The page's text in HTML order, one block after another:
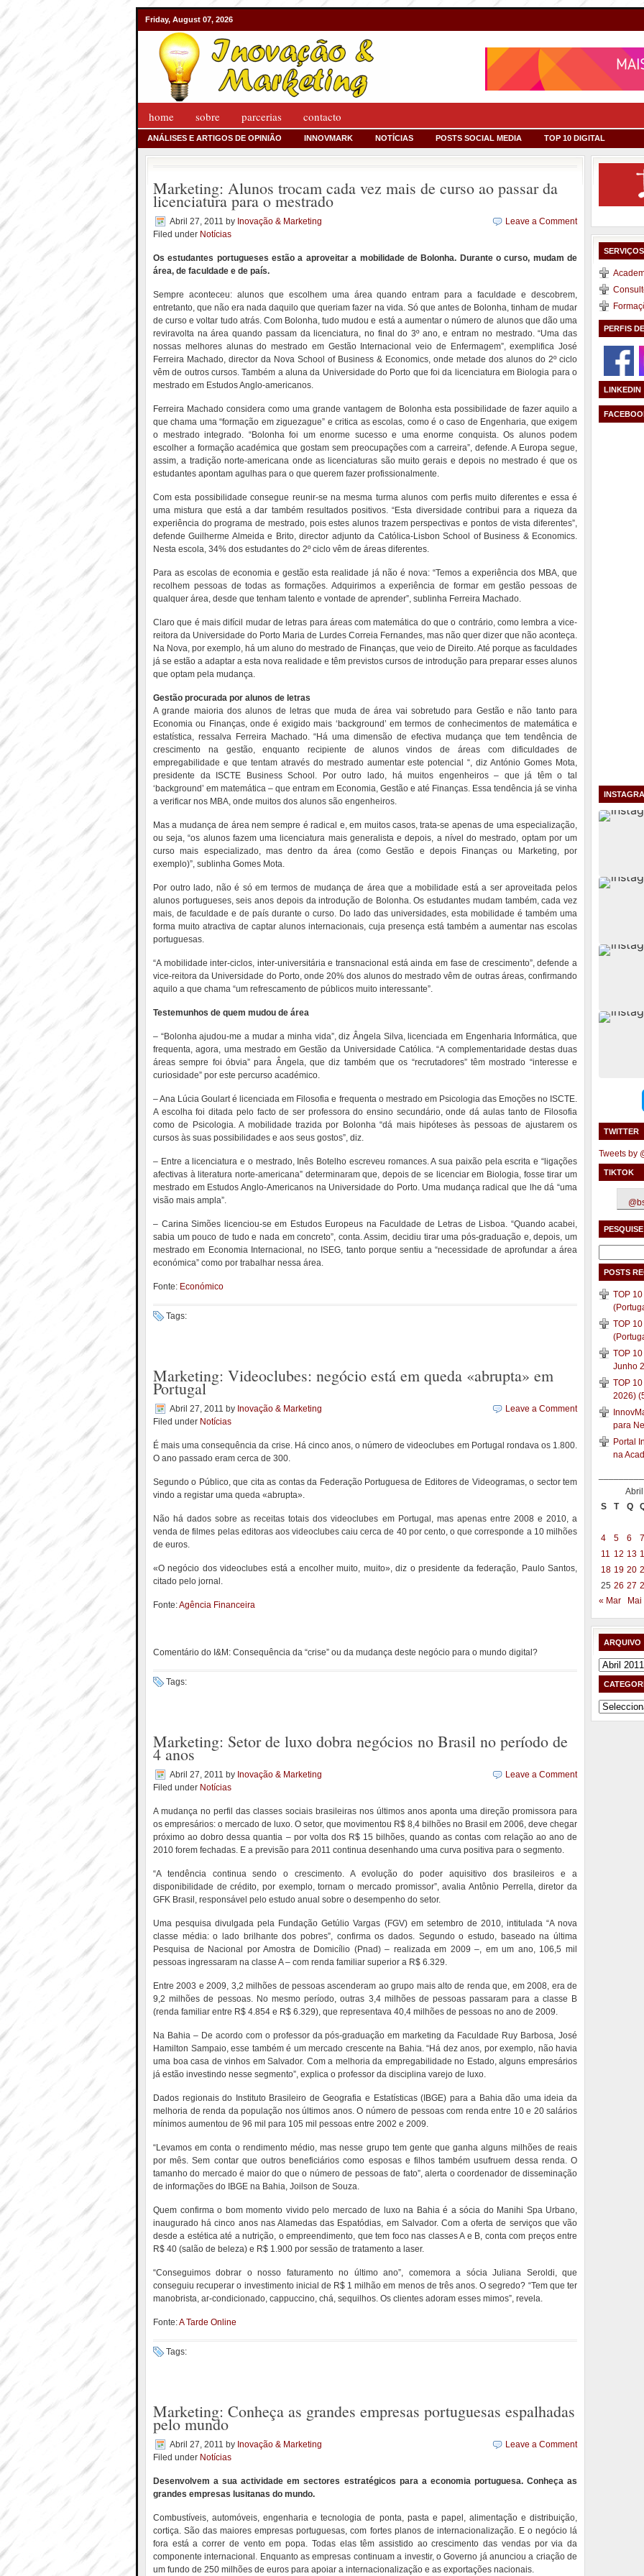
Friday, August 07, 2026
home sobre parcerias contacto
ANÁLISES E ARTIGOS DE OPINIÃO INNOVMARK NOTÍCIAS POSTS SOCIAL MEDIA TOP 10 DIGITAL
Marketing: Alunos trocam cada vez mais de curso ao passar da
licenciatura para o mestrado
Abril 27, 2011 by Inovação & Marketing
Filed under Notícias
Leave a Comment
Os estudantes portugueses estão a aproveitar a mobilidade de Bolonha. Durante o curso, mudam de
área, de faculdade e de país.
Sempre aconteceu: alunos que escolhem uma área quando entram para a faculdade e descobrem,
entretanto, que não era nada daquilo que queriam fazer na vida. Só que antes de Bolonha, tinham de mudar
de curso e voltar tudo atrás. Com Bolonha, tudo mudou e está a aumentar o número de alunos que dão uma
reviravolta na área quando passam da licenciatura, no final do 3º ano, e entram no mestrado. “Uma das
nossas melhores alunas do mestrado em Gestão Internacional veio de Enfermagem”, exemplifica José
Ferreira Machado, director da Nova School of Business & Economics, onde metade dos alunos do 2º ciclo
vêm de outros cursos. Também a aluna da Universidade do Porto que foi da licenciatura em Biologia para o
mestrado em Estudos Anglo-americanos.
Ferreira Machado considera como uma grande vantagem de Bolonha esta possibilidade de fazer aquilo a
que chama uma “formação em ziguezague” e critica as escolas, como é o caso de Engenharia, que exigem
o mestrado integrado. “Bolonha foi um enorme sucesso e uma enorme conquista. Os alunos podem
escolher a formação académica que gostam sem preocupações com a carreira”, defende. A Europa segue,
assim, a tradição norte-americana onde as licenciaturas são muito gerais e depois no mestrado é que os
estudantes apontam agulhas para o que querem fazer profissionalmente.
Com esta possibilidade consegue reunir-se na mesma turma alunos com perfis muito diferentes e essa é
uma mistura que está a dar também resultados positivos. “Esta diversidade contribui para a riqueza da
experiência do programa de mestrado, pois estes alunos trazem perspectivas e pontos de vista diferentes”,
defende Guilherme Almeida e Brito, director adjunto da Católica-Lisbon School of Business & Economics.
Nesta escola, 34% dos estudantes do 2º ciclo vêm de áreas diferentes.
Para as escolas de economia e gestão esta realidade já não é nova: “Temos a experiência dos MBA, que
recolhem pessoas de todas as formações. Adquirimos a experiência de formar em gestão pessoas de
qualquer área, desde que tenham talento e vontade de aprender”, sublinha Ferreira Machado.
Claro que é mais difícil mudar de letras para áreas com matemática do que o contrário, como lembra a vice-
reitora da Universidade do Porto Maria de Lurdes Correia Fernandes, mas não quer dizer que não aconteça.
Na Nova, por exemplo, há um aluno do mestrado de Finanças, que veio de Direito. Até porque as faculdades
já se estão a adaptar a esta nova realidade e têm previstos cursos de introdução para preparar esses alunos
que optam pela mudança.
Gestão procurada por alunos de letras
A grande maioria dos alunos de letras que muda de área vai sobretudo para Gestão e não tanto para
Economia ou Finanças, onde é exigido mais ‘background’ em termos de conhecimentos de matemática e
estatística, ressalva Ferreira Machado. “Há uma dimensão de efectiva mudança que tem tendência de
crescimento na gestão, enquanto recipiente de alunos vindos de áreas com dificuldades de
empregabilidade e que tentam através do mestrado aumentar este potencial “, diz António Gomes Mota,
presidente da ISCTE Business School. Por outro lado, há muitos engenheiros – que já têm o tal
‘background’ em matemática – que entram em Economia, Gestão e até Finanças. Essa tendência já se vinha
a verificar nos MBA, onde muitos dos alunos são engenheiros.
Mas a mudança de área nem sempre é radical e, em muitos casos, trata-se apenas de uma especialização,
ou seja, “os alunos fazem uma licenciatura mais generalista e depois, a nível do mestrado, optam por um
curso mais especializado, mas dentro da área (como Gestão e depois Finanças ou Marketing, por
exemplo)”, sublinha Gomes Mota.
Por outro lado, não é só em termos de mudança de área que a mobilidade está a ser aproveitada pelos
alunos portugueses, seis anos depois da introdução de Bolonha. Os estudantes mudam também, cada vez
mais, de faculdade e de país durante o curso. Do lado das universidades, esta mobilidade é também uma
forma muito atractiva de captar alunos internacionais, cuja presença está também a aumentar nas escolas
portuguesas.
“A mobilidade inter-ciclos, inter-universitária e transnacional está ainda em fase de crescimento”, defende a
vice-reitora da Universidade do Porto, onde 20% dos alunos do mestrado vêm de outras áreas, confirmando
aquilo a que chama “um refrescamento de públicos muito interessante”.
Testemunhos de quem mudou de área
– “Bolonha ajudou-me a mudar a minha vida”, diz Ângela Silva, licenciada em Engenharia Informática, que
frequenta, agora, uma mestrado em Gestão da Universidade Católica. “A complementaridade destas duas
áreas sempre foi óbvia” para Ângela, que diz também que os “recrutadores” têm mostrado “interesse e
curiosidade” por este percurso académico.
– Ana Lúcia Goulart é licenciada em Filosofia e frequenta o mestrado em Psicologia das Emoções no ISCTE.
A escolha foi ditada pelo facto de ser professora do ensino secundário, onde dá aulas tanto de Filosofia
como de Psicologia. A mobilidade trazida por Bolonha “dá mais hipóteses às pessoas de ajustarem os
cursos às suas possibilidades e aos seus gostos”, diz.
– Entre a licenciatura e o mestrado, Inês Botelho escreveu romances. A sua paixão pela escrita e “ligações
afectivas à literatura norte-americana” determinaram que, depois de se licenciar em Biologia, fosse tirar um
mestrado em Estudos Anglo-Americanos na Universidade do Porto. Uma mudança radical que lhe dá “uma
visão mais ampla”.
– Carina Simões licenciou-se em Estudos Europeus na Faculdade de Letras de Lisboa. “Quando acabei,
sabia um pouco de tudo e nada em concreto”, conta. Assim, decidiu tirar uma pós-graduação e, depois, um
mestrado em Economia Internacional, no ISEG, tanto porque sentiu a “necessidade de aprofundar a área
económica” como por trabalhar nessa área.
Fonte: Económico
Tags:
Marketing: Videoclubes: negócio está em queda «abrupta» em
Portugal
Abril 27, 2011 by Inovação & Marketing
Filed under Notícias
Leave a Comment
É mais uma consequência da crise. Há cinco anos, o número de videoclubes em Portugal rondava os 1.800.
O ano passado eram cerca de 300.
Segundo o Público, que cita as contas da Federação Portuguesa de Editores de Videogramas, o sector tem
vindo a registar uma queda «abrupta».
Não há dados sobre as receitas totais dos videoclubes em Portugal, mas apenas entre 2008 e 2010, a
venda de filmes pelas editoras aos videoclubes caiu cerca de 40 por cento, o que corresponde a 10 milhões
de euros.
«O negócio dos videoclubes está a encolher muito, muito», diz o presidente da federação, Paulo Santos,
citado pelo jornal.
Fonte:Agência Financeira
Comentário do I&M: Consequência da “crise” ou da mudança deste negócio para o mundo digital?
Tags:
Marketing: Setor de luxo dobra negócios no Brasil no período de
4 anos
Abril 27, 2011 by Inovação & Marketing
Filed under Notícias
Leave a Comment
A mudança no perfil das classes sociais brasileiras nos últimos anos aponta uma direção promissora para
os empresários: o mercado de luxo. O setor, que movimentou R$ 8,4 bilhões no Brasil em 2006, deve chegar
próximo ao dobro dessa quantia – por volta dos R$ 15 bilhões, quando as contas com relação ao ano de
2010 forem fechadas. E a previsão para 2011 continua desenhando uma curva positiva para o segmento.
“A tendência continua sendo o crescimento. A evolução do poder aquisitivo dos brasileiros e a
disponibilidade de crédito, por exemplo, tornam o mercado promissor”, avalia Antônio Perrella, diretor da
GFK Brasil, responsável pelo estudo anual sobre o desempenho do setor.
Uma pesquisa divulgada pela Fundação Getúlio Vargas (FGV) em setembro de 2010, intitulada “A nova
classe média: o lado brilhante dos pobres”, confirma os dados. Segundo o estudo, baseado na última
Pesquisa de Nacional por Amostra de Domicílio (Pnad) – realizada em 2009 –, em um ano, 106,5 mil
pessoas ingressaram na classe A – com renda familiar superior a R$ 6.329.
Entre 2003 e 2009, 3,2 milhões de pessoas ascenderam ao grupo mais alto de renda que, em 2008, era de
9,2 milhões de pessoas. No mesmo período, outras 3,4 milhões de pessoas passaram para a classe B
(renda familiar entre R$ 4.854 e R$ 6.329), que representava 40,4 milhões de pessoas no ano de 2009.
Na Bahia – De acordo com o professor da pós-graduação em marketing da Faculdade Ruy Barbosa, José
Hamilton Sampaio, esse também é um mercado crescente na Bahia. “Há dez anos, por exemplo, não havia
uma boa casa de vinhos em Salvador. Com a melhoria da empregabilidade no Estado, alguns empresários
já estão investindo nesse segmento”, explica o professor da disciplina varejo de luxo.
Dados regionais do Instituto Brasileiro de Geografia e Estatísticas (IBGE) para a Bahia dão uma ideia da
melhoria de renda da população nos últimos anos. O número de pessoas com renda entre 10 e 20 salários
mínimos aumentou de 96 mil para 105 mil pessoas entre 2002 e 2009.
“Levamos em conta o rendimento médio, mas nesse grupo tem gente que ganha alguns milhões de reais
por mês. Sem contar que outros beneficiários como esposas e filhos também usufruem dessa renda. O
tamanho do mercado é maior do que o número de pessoas de fato”, alerta o coordenador de disseminação
de informações do IBGE na Bahia, Joilson de Souza.
Quem confirma o bom momento vivido pelo mercado de luxo na Bahia é a sócia do Manihi Spa Urbano,
inaugurado há cinco anos nas Alamedas das Espatódias, em Salvador. Com a oferta de serviços que vão
desde a estética até a nutrição, o empreendimento, que tem foco nas classes A e B, conta com preços entre
R$ 40 (salão de beleza) e R$ 1.900 por sessão de tratamento a laser.
“Conseguimos dobrar o nosso faturamento no último ano”, comemora a sócia Juliana Seroldi, que
conseguiu recuperar o investimento inicial de R$ 1 milhão em menos de três anos. O segredo? “Tem que ter
manobrista, ar-condicionado, cappuccino, chá, sequilhos. Os clientes adoram esses mimos”, revela.
Fonte:A Tarde Online
Tags:
Marketing: Conheça as grandes empresas portuguesas espalhadas
pelo mundo
Abril 27, 2011 by Inovação & Marketing
Filed under Notícias
Leave a Comment
Desenvolvem a sua actividade em sectores estratégicos para a economia portuguesa. Conheça as
grandes empresas lusitanas do mundo.
Combustíveis, automóveis, engenharia e tecnologia de ponta, pasta e papel, alimentação e distribuição,
cortiça. São das maiores empresas portuguesas, com fortes planos de internacionalização. E o negócio lá
fora está a correr de vento em popa. Todas elas têm assistido ao crescimento das vendas por via da
componente internacional. Enquanto as empresas continuam a investir, o Governo já anunciou a criação de
um fundo de 250 milhões de euros para apoiar a internacionalização e as exportações nacionais.
PERFIS
LINKEDIN
TWITTER
Tweets by
TIKTOK
por:
POSTS
TOP
TOP
TOP
Junho
TOP
2026)
para
Portal
na
S
T Q
4 5 6
7
11 12 13
18 19 20
25 26 27
« Mar
Mai
ARQUIVO
Arquivo
Categorias